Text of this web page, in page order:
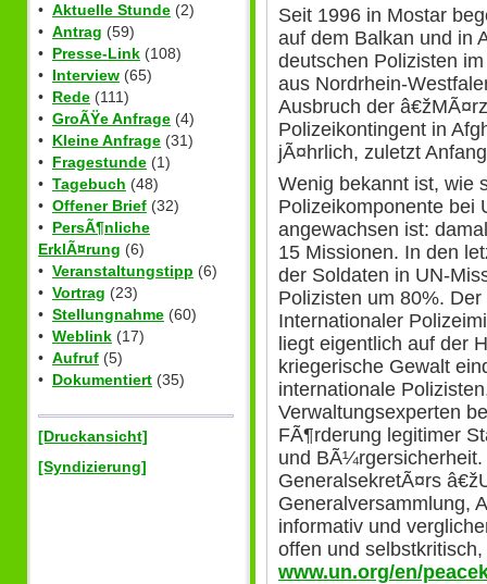
• Aktuelle Stunde (2)
• Antrag (59)
• Presse-Link (108)
• Interview (65)
• Rede (111)
• GroÃŸe Anfrage (4)
• Kleine Anfrage (31)
• Fragestunde (1)
• Tagebuch (48)
• Offener Brief (32)
• PersÃ¶nliche
ErklÃ¤rung (6)
• Veranstaltungstipp (6)
• Vortrag (23)
• Stellungnahme (60)
• Weblink (17)
• Aufruf (5)
• Dokumentiert (35)
[Druckansicht]
[Syndizierung]
Seit 1996 in Mostar
auf dem Balkan und in
deutschen Polizisten
aus Nordrhein-
Ausbruch der
Polizeikontingent in
jÃ¤hrlich, zuletzt
Wenig bekannt ist, wie
Polizeikomponente bei
angewachsen ist:
15 Missionen. In den
der Soldaten in UN-
Polizisten um 80%.
Internationaler
liegt eigentlich auf der
kriegerische Gewalt
internationale
Verwaltungsexperten
FÃ¶rderung legitimer
und
GeneralsekretÃ¤rs
Generalversammlung,
informativ und
offen und selbstkritisch,
www.un.org/en/